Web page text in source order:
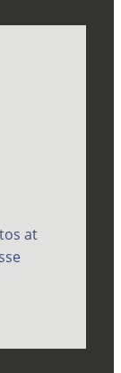
at